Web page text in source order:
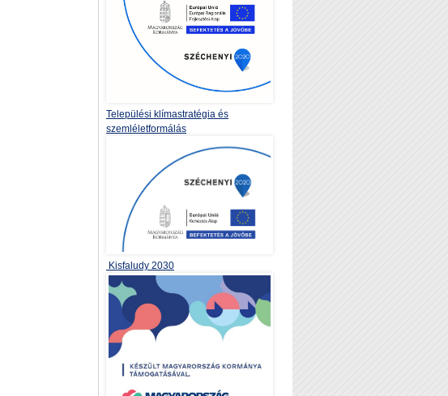
Települési klímastratégia és
szemléletformálás
Kisfaludy 2030